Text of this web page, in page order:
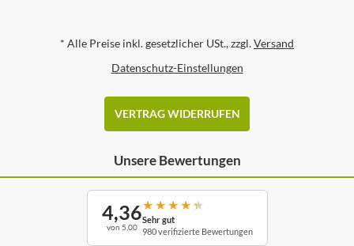
* Alle Preise inkl. gesetzlicher USt., zzgl.Versand
Datenschutz-Einstellungen
VERTRAG WIDERRUFEN
Unsere Bewertungen
4,36
von 5,00
★ ★ ★ ★ ★
Sehr gut
980 verifizierte Bewertungen